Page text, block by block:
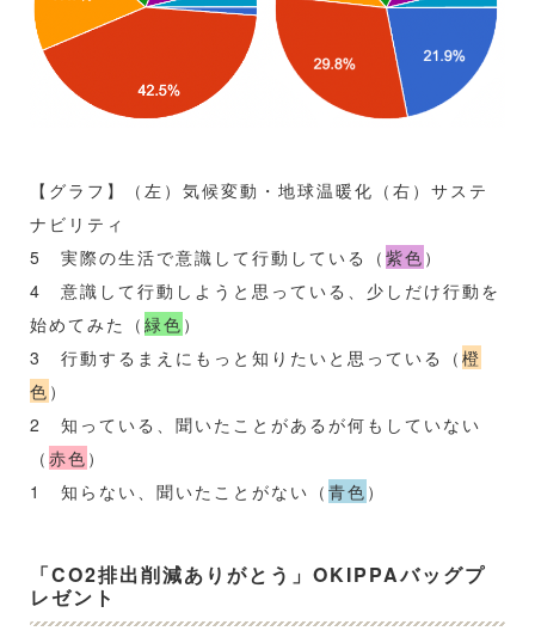
【グラフ】（左）気候変動・地球温暖化（右）サステ
ナビリティ
5 実際の生活で意識して行動している（ 紫色 ）
4 意識して行動しようと思っている、少しだけ行動を
始めてみた（ 緑色 ）
3 行動するまえにもっと知りたいと思っている（ 橙
色 ）
2 知っている、聞いたことがあるが何もしていない
（ 赤色 ）
1 知らない、聞いたことがない（ 青色 ）
「CO2排出削減ありがとう」OKIPPAバッグプ
レゼント